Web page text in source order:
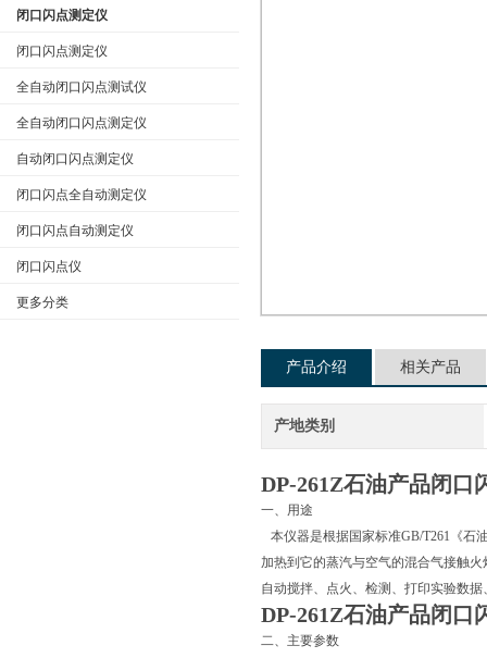
闭口闪点测定仪
闭口闪点测定仪
全自动闭口闪点测试仪
全自动闭口闪点测定仪
自动闭口闪点测定仪
闭口闪点全自动测定仪
闭口闪点自动测定仪
闭口闪点仪
更多分类
产品介绍 相关产品
产地类别
DP-261Z石油产品闭口
一、用途
本仪器是根据国家标准GB/T261《石
加热到它的蒸汽与空气的混合气接触
自动搅拌、点火、检测、打印实验数
DP-261Z石油产品闭口
二、主要参数